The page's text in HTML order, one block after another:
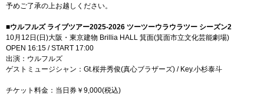
予めご了承の上お越しください。
■ウルフルズ ライブツアー2025-2026 ツーツーウラウラツー シーズン2
10月12日(日)大阪・東京建物 Brillia HALL 箕面(箕面市立文化芸能劇場)
OPEN 16:15 / START 17:00
出演：ウルフルズ
ゲストミュージシャン：Gt.桜井秀俊(真心ブラザーズ) / Key.小杉泰斗
チケット料金：当日券￥9,000(税込)